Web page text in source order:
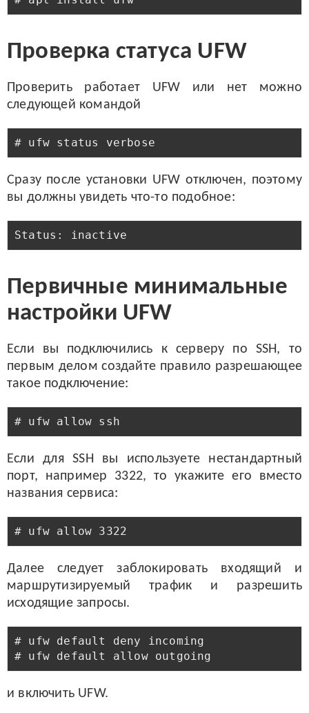
Проверка статуса UFW
Проверить работает UFW или нет можно
следующей командой
Сразу после установки UFW отключен, поэтому
вы должны увидеть что-то подобное:
Первичные минимальные
настройки UFW
Если вы подключились к серверу по SSH, то
первым делом создайте правило разрешающее
такое подключение:
Если для SSH вы используете нестандартный
порт, например 3322, то укажите его вместо
названия сервиса:
Далее следует заблокировать входящий и
маршрутизируемый трафик и разрешить
исходящие запросы.
# ufw default deny incoming
и включить UFW.